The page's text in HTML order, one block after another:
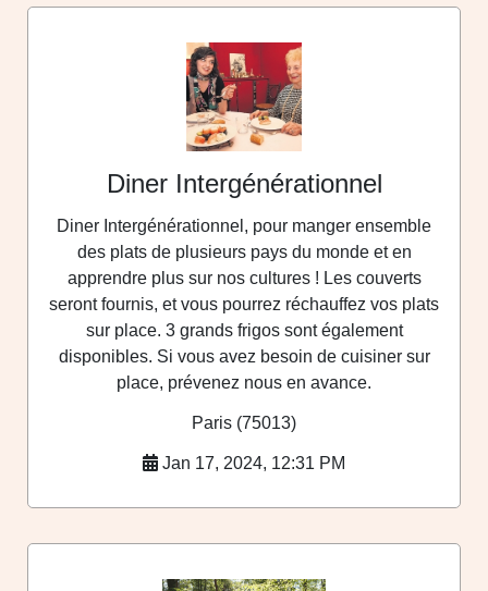
Diner Intergénérationnel
Diner Intergénérationnel, pour manger ensemble
des plats de plusieurs pays du monde et en
apprendre plus sur nos cultures ! Les couverts
seront fournis, et vous pourrez réchauffez vos plats
sur place. 3 grands frigos sont également
disponibles. Si vous avez besoin de cuisiner sur
place, prévenez nous en avance.
Paris (75013)
Jan 17, 2024, 12:31 PM